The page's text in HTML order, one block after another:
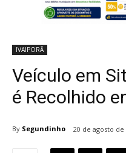
IVAIPORÃ
Veículo em
é Recolhido
By Segundinho 20 de agosto de